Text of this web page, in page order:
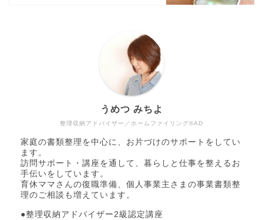
整理収納アドバイザー／ホームファイリング®AD
うめつ みちよ
家庭の書類整理を中心に、お片づけのサポートをしてい
ます。
訪問サポート・講座を通して、暮らしと仕事を整えるお
手伝いをしています。
育休ママさんの復職準備、個人事業主さまの事業書類整
理のご相談も増えています。
●整理収納アドバイザー2級認定講座